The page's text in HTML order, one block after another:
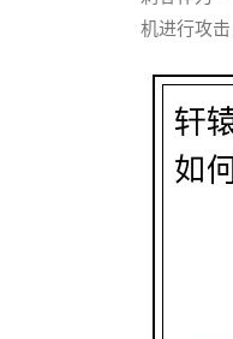
机进行攻